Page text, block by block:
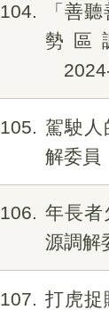
104
「善
勢區
105
駕駛人
解委員
106
年長者
源調解
107
打虎捉